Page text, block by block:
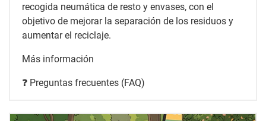
recogida neumática de resto y envases, con el
objetivo de mejorar la separación de los residuos y
aumentar el reciclaje.
Más información
❓ Preguntas frecuentes (FAQ)